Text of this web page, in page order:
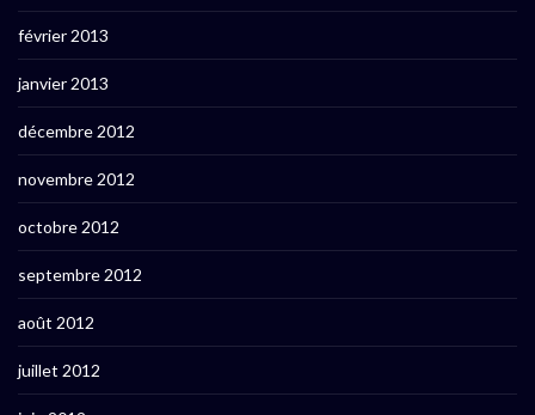
février 2013
janvier 2013
décembre 2012
novembre 2012
octobre 2012
septembre 2012
août 2012
juillet 2012